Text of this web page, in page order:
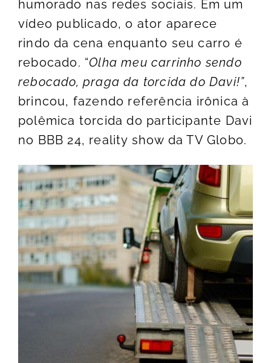
humorado nas redes sociais. Em um
vídeo publicado, o ator aparece
rindo da cena enquanto seu carro é
rebocado. “Olha meu carrinho sendo
rebocado, praga da torcida do Davi!”,
brincou, fazendo referência irônica à
polêmica torcida do participante Davi
no BBB 24, reality show da TV Globo.